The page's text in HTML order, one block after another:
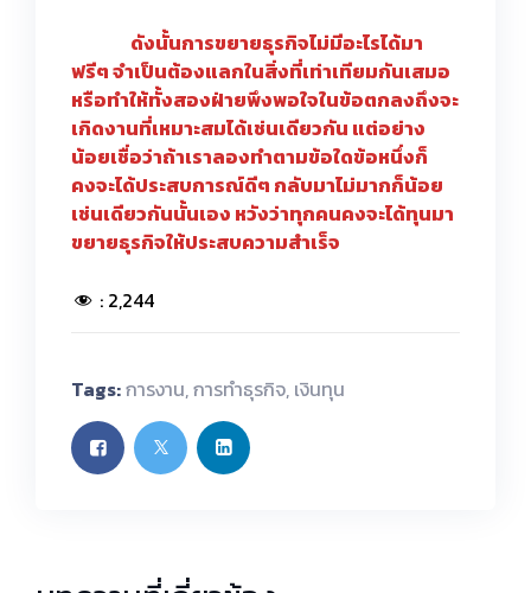
ดังนั้นการขยายธุรกิจไม่มีอะไรได้มา
ฟรีๆ จำเป็นต้องแลกในสิ่งที่เท่าเทียมกันเสมอ
หรือทำให้ทั้งสองฝ่ายพึงพอใจในข้อตกลงถึงจะ
เกิดงานที่เหมาะสมได้เช่นเดียวกัน แต่อย่าง
น้อยเชื่อว่าถ้าเราลองทำตามข้อใดข้อหนึ่งก็
คงจะได้ประสบการณ์ดีๆ กลับมาไม่มากก็น้อย
เช่นเดียวกันนั้นเอง หวังว่าทุกคนคงจะได้ทุนมา
ขยายธุรกิจให้ประสบความสำเร็จ
: 2,244
Tags:การงาน,การทำธุรกิจ, เงินทุน